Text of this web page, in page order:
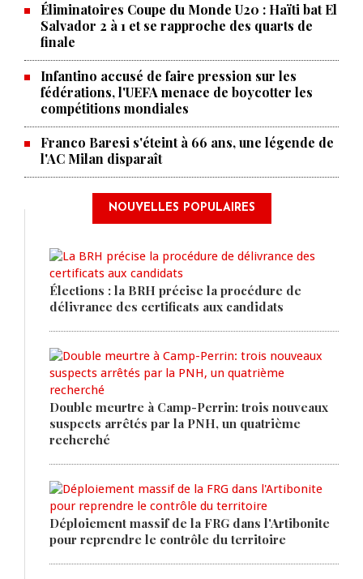
Éliminatoires Coupe du Monde U20 : Haïti bat El
Salvador 2 à 1 et se rapproche des quarts de
finale
Infantino accusé de faire pression sur les
fédérations, l'UEFA menace de boycotter les
compétitions mondiales
Franco Baresi s'éteint à 66 ans, une légende de
l'AC Milan disparaît
NOUVELLES POPULAIRES
Élections : la BRH précise la procédure de
délivrance des certificats aux candidats
Double meurtre à Camp-Perrin: trois nouveaux
suspects arrêtés par la PNH, un quatrième
recherché
Déploiement massif de la FRG dans l'Artibonite
pour reprendre le contrôle du territoire